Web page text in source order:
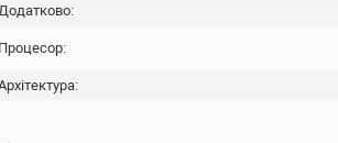
Додатково:
Процесор: